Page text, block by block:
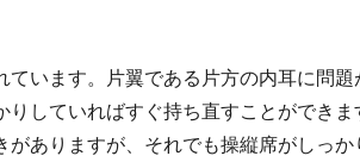
います。片翼である片方の内耳に問題
していればすぐ持ち直すことができま
ありますが、それでも操縦席がしっ